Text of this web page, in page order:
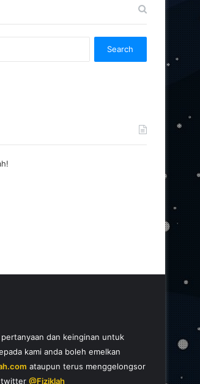
dan keinginan untuk
kami anda boleh emelkan
ataupun terus menggelongsor
twitter @Fiziklah